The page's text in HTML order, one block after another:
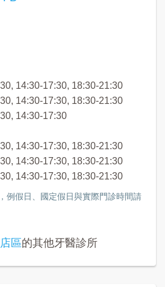
14:30-17:30, 18:30-21:30
14:30-17:30, 18:30-21:30
14:30-17:30
14:30-17:30, 18:30-21:30
14:30-17:30, 18:30-21:30
14:30-17:30, 18:30-21:30
例假日、國定假日與實際門診時間請
區的其他牙醫診所